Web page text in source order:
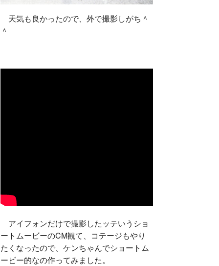
天気も良かったので、外で撮影しがち＾
＾
アイフォンだけで撮影したッテいうショ
ートムービーのCM観て、コテージもやり
たくなったので、ケンちゃんでショートム
ービー的なの作ってみました。